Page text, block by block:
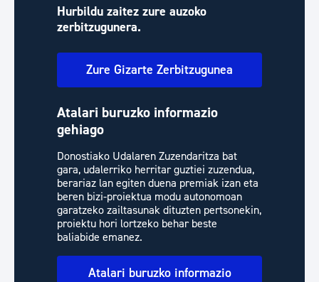
Hurbildu zaitez zure auzoko
zerbitzugunera.
Zure Gizarte Zerbitzugunea
Atalari buruzko informazio
gehiago
Donostiako Udalaren Zuzendaritza bat
gara, udalerriko herritar guztiei zuzendua,
berariaz lan egiten duena premiak izan eta
beren bizi-proiektua modu autonomoan
garatzeko zailtasunak dituzten pertsonekin,
proiektu hori lortzeko behar beste
baliabide emanez.
Atalari buruzko informazio